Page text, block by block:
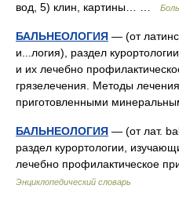
вод, 5) клин, картины… …
БАЛЬНЕОЛОГИЯ — (от
и...логия), раздел
и их лечебно
грязелечения. Методы
приготовленными
БАЛЬНЕОЛОГИЯ — (от лат.
раздел курортологии,
лечебно профилактическое
Энциклопедический словарь